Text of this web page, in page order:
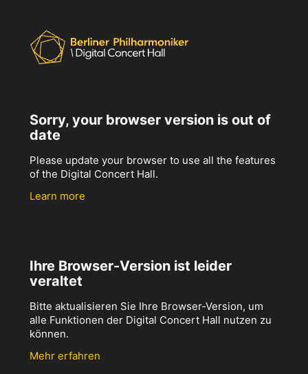
Sorry, your browser version is out of
date
Please update your browser to use all the features
of the Digital Concert Hall.
Learn more
Ihre Browser-Version ist leider
veraltet
Bitte aktualisieren Sie Ihre Browser-Version, um
alle Funktionen der Digital Concert Hall nutzen zu
können.
Mehr erfahren